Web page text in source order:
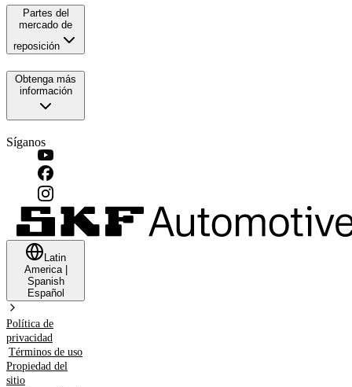
Partes del
mercado de
reposición
Obtenga más
información
Síganos
Latin
America|
Spanish
Español
Política de
privacidad
Términos de uso
Propiedad del
sitio